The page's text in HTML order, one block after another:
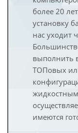
более 20
установку
нас уходит
выполнить
ТОПовых
имеются